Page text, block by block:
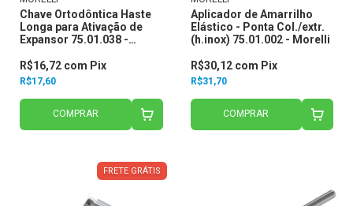
Chave Ortodôntica Haste
Longa para Ativação de
Expansor 75.01.038 -
R$17,60
R$16,72 com Pix
COMPRAR
Aplicador de Amarrilho
Elástico - Ponta Col./extr.
(h.inox) 75.01.002 - Morelli
R$31,70
R$30,12 com Pix
COMPRAR
FRETE GRÁTIS